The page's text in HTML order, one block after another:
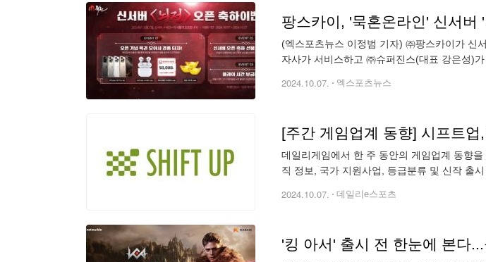
팡스카이, '묵혼온라인' 신서버
(엑스포츠뉴스 이정범 기자) ㈜팡스카이가 신
자사가 서비스하고 ㈜슈퍼진스(대표 강은성)
2024.10.07. 엑스포츠뉴스
[주간 게임업계 동향] 시프트업
데일리게임에서 한 주 동안의 게임업계 동향
직 정보, 국가 지원사업, 등급분류 및 신작 출
2024.10.07. 데일리e스포츠
'킹 아서' 출시 전 한눈에 본다